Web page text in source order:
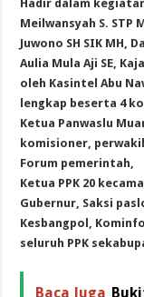
Hadir dalam
Meilwansyah S. STP
Juwono SH SIK MH,
Aulia Mula Aji SE,
oleh Kasintel Abu
lengkap beserta 4
Ketua Panwaslu
komisioner,
Forum pemerintah,
Ketua PPK 20
Gubernur, Saksi
Kesbangpol,
seluruh PPK
Baca Juga